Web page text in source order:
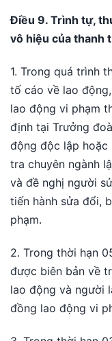
Điều 9. Trình tự,
vô hiệu của thanh
1. Trong quá trình
tố cáo về lao
lao động vi phạm
định tại Trưởng
động độc lập hoặc
tra chuyên ngành
và đề nghị người
tiến hành sửa đổi,
phạm.
2. Trong thời hạn
được biên bản về
lao động và người
đồng lao động vi